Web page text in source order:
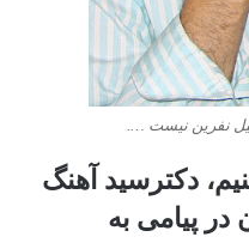
نفرین نیست ….
دکترسید آهنگ
در پیامی به